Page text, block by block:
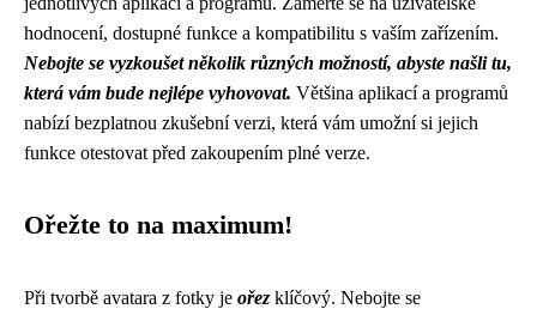
hodnocení, dostupné funkce a kompatibilitu s vaším zařízením.
Nebojte se vyzkoušet několik různých možností, abyste našli tu,
která vám bude nejlépe vyhovovat. Většina aplikací a programů
nabízí bezplatnou zkušební verzi, která vám umožní si jejich
funkce otestovat před zakoupením plné verze.
Ořežte to na maximum!
Při tvorbě avatara z fotky je ořez klíčový. Nebojte se